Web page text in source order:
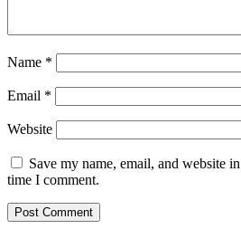
Name *
Email *
Website
Save my name, email, and website
time I comment.